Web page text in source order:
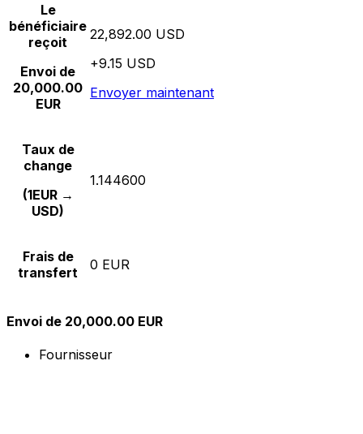
Le
bénéficiaire
reçoit
Envoi de
20,000.00
EUR
22,892.00 USD
+9.15 USD
Envoyer maintenant
Taux de
change
(1EUR →
USD)
1.144600
Frais de
transfert
0 EUR
Envoi de 20,000.00 EUR
Fournisseur